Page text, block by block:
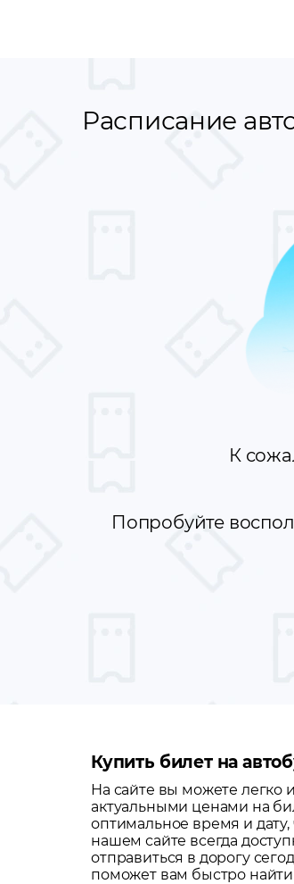
Расписание
К
Попробуйте
Купить билет на
На сайте вы можете легко
актуальными ценами на
оптимальное время и
нашем сайте всегда
отправиться в дорогу
поможет вам быстро